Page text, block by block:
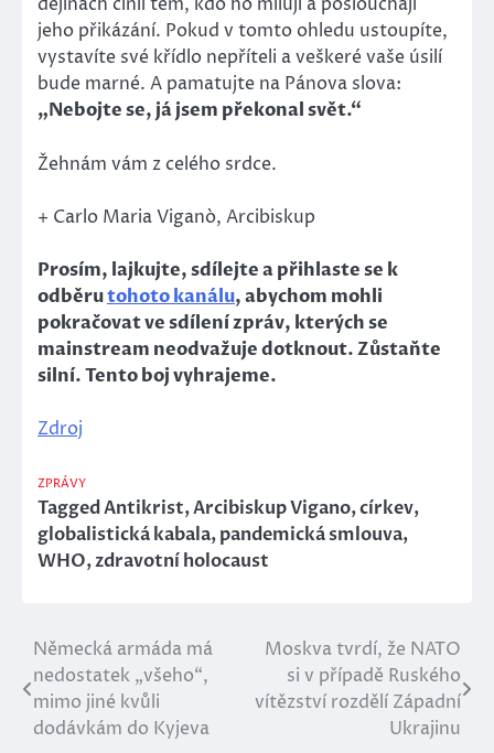
dějinách činil těm, kdo ho milují a poslouchají
jeho přikázání. Pokud v tomto ohledu ustoupíte,
vystavíte své křídlo nepříteli a veškeré vaše úsilí
bude marné. A pamatujte na Pánova slova:
„Nebojte se, já jsem překonal svět.“
Žehnám vám z celého srdce.
+ Carlo Maria Viganò, Arcibiskup
Prosím, lajkujte, sdílejte a přihlaste se k
odběrutohoto kanálu, abychom mohli
pokračovat ve sdílení zpráv, kterých se
mainstream neodvažuje dotknout. Zůstaňte
silní. Tento boj vyhrajeme.
Zdroj
ZPRÁVY
TaggedAntikrist,Arcibiskup Vigano,církev,
globalistická kabala,pandemická smlouva,
WHO,zdravotní holocaust
Navigace
pro
příspěvek
Německá armáda má
nedostatek „všeho“,
mimo jiné kvůli
dodávkám do Kyjeva
Moskva tvrdí, že NATO
si v případě Ruského
vítězství rozdělí Západní
Ukrajinu